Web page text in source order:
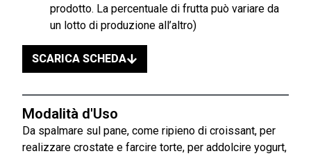
prodotto. La percentuale di frutta può variare da
un lotto di produzione all’altro)
SCARICA SCHEDA
Modalità d'Uso
Da spalmare sul pane, come ripieno di croissant, per
realizzare crostate e farcire torte, per addolcire yogurt,